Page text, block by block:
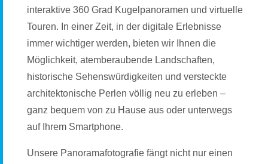
interaktive 360 Grad Kugelpanoramen und virtuelle
Touren. In einer Zeit, in der digitale Erlebnisse
immer wichtiger werden, bieten wir Ihnen die
Möglichkeit, atemberaubende Landschaften,
historische Sehenswürdigkeiten und versteckte
architektonische Perlen völlig neu zu erleben –
ganz bequem von zu Hause aus oder unterwegs
auf Ihrem Smartphone.
Unsere Panoramafotografie fängt nicht nur einen